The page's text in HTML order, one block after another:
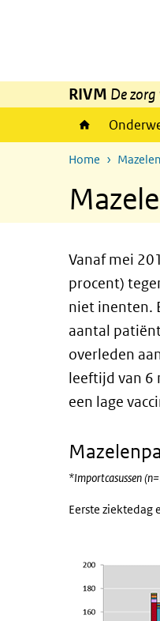
RIVM De
Home Mazelen
Vanaf mei
procent)
niet inenten.
aantal
overleden
leeftijd van 6
een lage
*Importcasussen
Eerste